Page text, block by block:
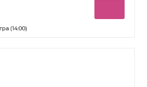
(14:00)